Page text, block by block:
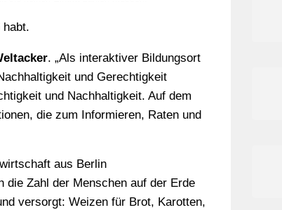
. „Als interaktiver Bildungsort
und Gerechtigkeit
und Nachhaltigkeit. Auf dem
die zum Informieren, Raten und
aus Berlin
die Zahl der Menschen auf der Erde
versorgt: Weizen für Brot, Karotten,